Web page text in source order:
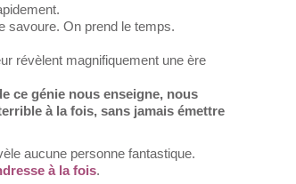
savoure. On prend le temps.
révèlent magnifiquement une ère
ce génie nous enseigne, nous
à la fois, sans jamais émettre
aucune personne fantastique.
à la fois.